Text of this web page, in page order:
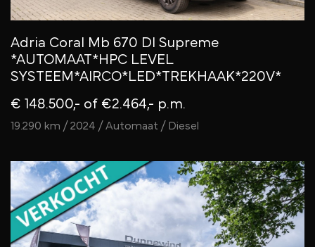
Adria Coral Mb 670 Dl Supreme
*AUTOMAAT*HPC LEVEL
SYSTEEM*AIRCO*LED*TREKHAAK*220V*
€ 148.500,- of €2.464,- p.m.
19.290 km / 2024 / Automaat / Diesel